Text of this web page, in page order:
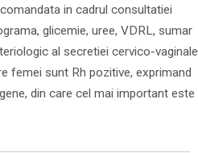
in cadrul consultatiei
glicemie, uree, VDRL, sumar
al secretiei cervico-vaginale
femei sunt Rh pozitive, exprimand
din care cel mai important este